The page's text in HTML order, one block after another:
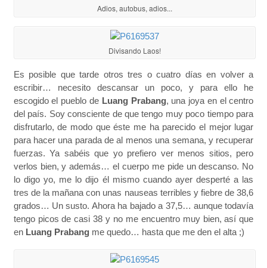
Adios, autobus, adios...
Divisando Laos!
Es posible que tarde otros tres o cuatro días en volver a
escribir… necesito descansar un poco, y para ello he
escogido el pueblo de Luang Prabang, una joya en el centro
del país. Soy consciente de que tengo muy poco tiempo para
disfrutarlo, de modo que éste me ha parecido el mejor lugar
para hacer una parada de al menos una semana, y recuperar
fuerzas. Ya sabéis que yo prefiero ver menos sitios, pero
verlos bien, y además… el cuerpo me pide un descanso. No
lo digo yo, me lo dijo él mismo cuando ayer desperté a las
tres de la mañana con unas nauseas terribles y fiebre de 38,6
grados… Un susto. Ahora ha bajado a 37,5… aunque todavía
tengo picos de casi 38 y no me encuentro muy bien, así que
en Luang Prabangme quedo… hasta que me den el alta ;)